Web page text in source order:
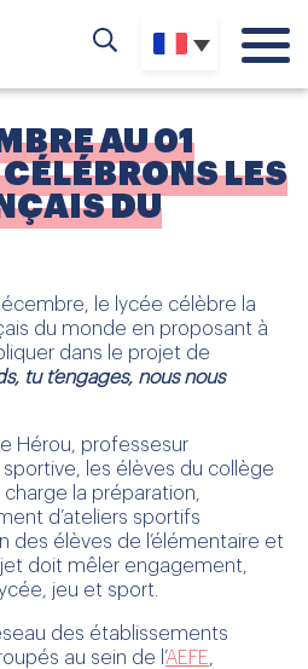
AU 01
LES
DU
le lycée célèbre la
du monde en proposant à
dans le projet de
tu t’engages, nous nous
Hérou, professesur
les élèves du collège
la préparation,
d’ateliers sportifs
des élèves de l’élémentaire et
doit mêler engagement,
jeu et sport.
des établissements
au sein de l’AEFE,